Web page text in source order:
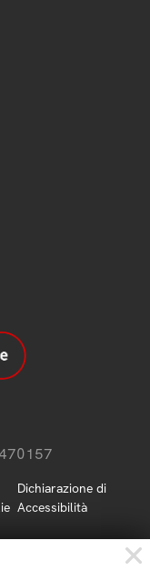
Dichiarazione di
Accessibilità